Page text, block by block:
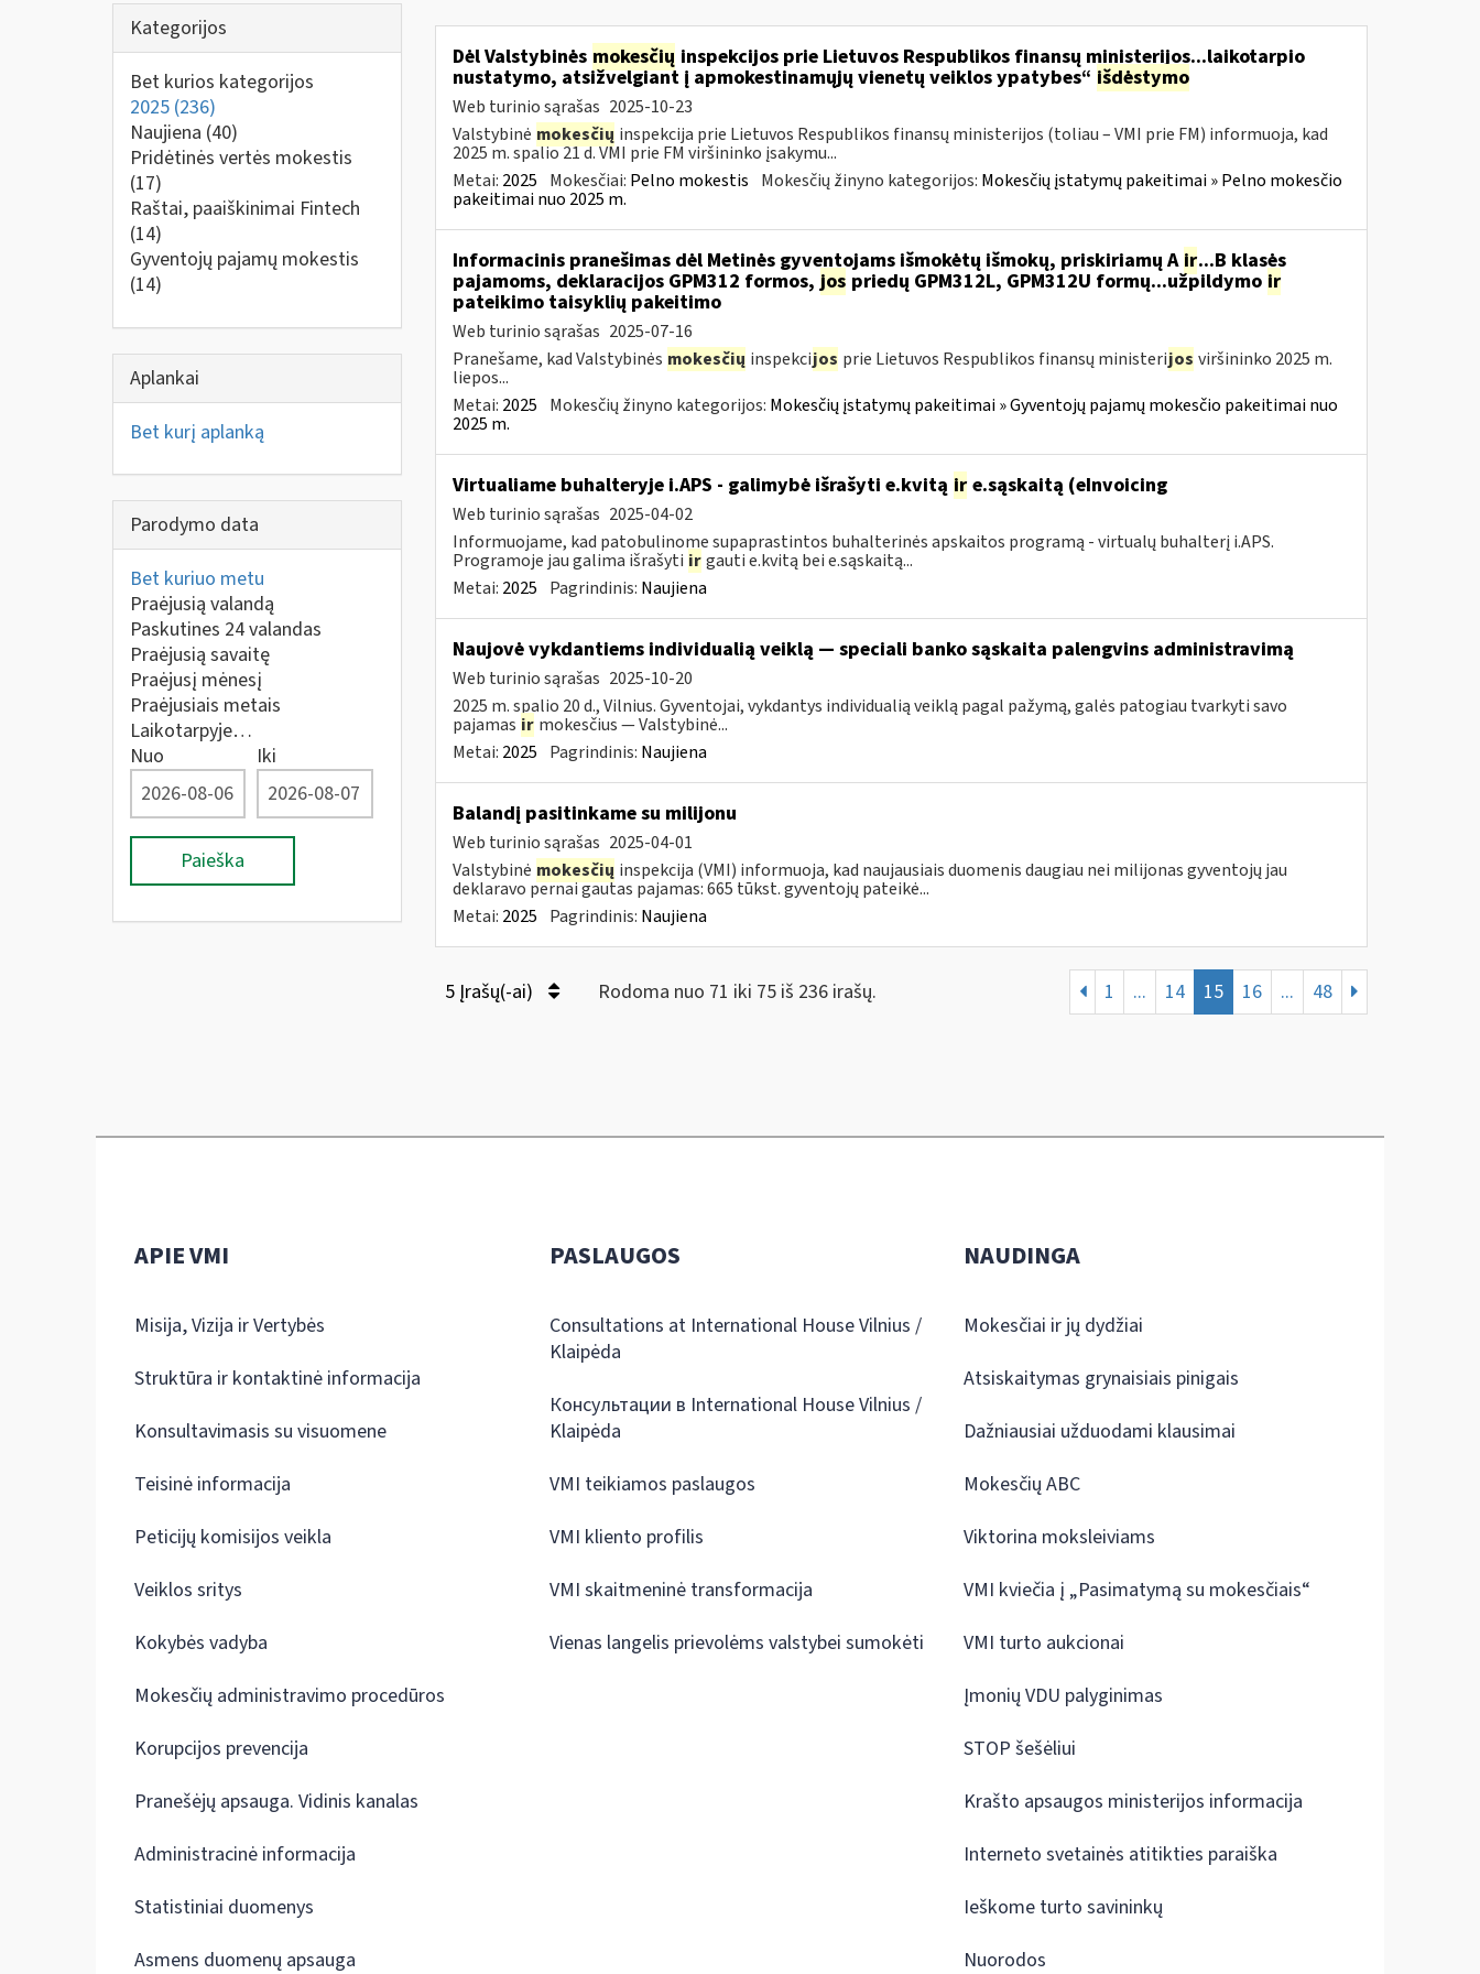
Kategorijos
Bet kurios kategorijos
2025 (236)
Naujiena (40)
Pridėtinės vertės mokestis
(17)
Raštai, paaiškinimai Fintech
(14)
Gyventojų pajamų mokestis
(14)
Aplankai
Bet kurį aplanką
Parodymo data
Bet kuriuo metu
Praėjusią valandą
Paskutines 24 valandas
Praėjusią savaitę
Praėjusį mėnesį
Praėjusiais metais
Laikotarpyje…
Nuo
Iki
Paieška
Dėl Valstybinės mokesčių inspekcijos prie Lietuvos Respublikos finansų ministerijos...laikotarpio
nustatymo, atsižvelgiant į apmokestinamųjų vienetų veiklos ypatybes“ išdėstymo
Web turinio sąrašas 2025-10-23
Valstybinė mokesčių inspekcija prie Lietuvos Respublikos finansų ministerijos (toliau – VMI prie FM) informuoja, kad
2025 m. spalio 21 d. VMI prie FM viršininko įsakymu...
Metai: 2025 Mokesčiai: Pelno mokestis Mokesčių žinyno kategorijos: Mokesčių įstatymų pakeitimai » Pelno mokesčio
pakeitimai nuo 2025 m.
Informacinis pranešimas dėl Metinės gyventojams išmokėtų išmokų, priskiriamų A ir...B klasės
pajamoms, deklaracijos GPM312 formos, jos priedų GPM312L, GPM312U formų...užpildymo ir
pateikimo taisyklių pakeitimo
Web turinio sąrašas 2025-07-16
Pranešame, kad Valstybinės mokesčių inspekcijos prie Lietuvos Respublikos finansų ministerijos viršininko 2025 m.
liepos...
Metai: 2025 Mokesčių žinyno kategorijos: Mokesčių įstatymų pakeitimai » Gyventojų pajamų mokesčio pakeitimai nuo
2025 m.
Virtualiame buhalteryje i.APS - galimybė išrašyti e.kvitą ire.sąskaitą (eInvoicing
Web turinio sąrašas 2025-04-02
Informuojame, kad patobulinome supaprastintos buhalterinės apskaitos programą - virtualų buhalterį i.APS.
Programoje jau galima išrašyti ir gauti e.kvitą bei e.sąskaitą...
Metai: 2025 Pagrindinis: Naujiena
Naujovė vykdantiems individualią veiklą — speciali banko sąskaita palengvins administravimą
Web turinio sąrašas 2025-10-20
2025 m. spalio 20 d., Vilnius. Gyventojai, vykdantys individualią veiklą pagal pažymą, galės patogiau tvarkyti savo
pajamas ir mokesčius — Valstybinė...
Metai: 2025 Pagrindinis: Naujiena
Balandį pasitinkame su milijonu
Web turinio sąrašas 2025-04-01
Valstybinė mokesčių inspekcija (VMI) informuoja, kad naujausiais duomenis daugiau nei milijonas gyventojų jau
deklaravo pernai gautas pajamas: 665 tūkst. gyventojų pateikė...
Metai: 2025 Pagrindinis: Naujiena
5 Įrašų(-ai) Rodoma nuo 71 iki 75 iš 236 irašų. 1 ... 14 15 16 ... 48
APIE VMI
Misija, Vizija ir Vertybės
Struktūra ir kontaktinė informacija
Konsultavimasis su visuomene
Teisinė informacija
Peticijų komisijos veikla
Veiklos sritys
Kokybės vadyba
Mokesčių administravimo procedūros
Korupcijos prevencija
Pranešėjų apsauga. Vidinis kanalas
Administracinė informacija
Statistiniai duomenys
Asmens duomenų apsauga
PASLAUGOS
Consultations at International House Vilnius /
Klaipėda
Консультации в International House Vilnius /
Klaipėda
VMI teikiamos paslaugos
VMI kliento profilis
VMI skaitmeninė transformacija
Vienas langelis prievolėms valstybei sumokėti
NAUDINGA
Mokesčiai ir jų dydžiai
Atsiskaitymas grynaisiais pinigais
Dažniausiai užduodami klausimai
Mokesčių ABC
Viktorina moksleiviams
VMI kviečia į „Pasimatymą su mokesčiais“
VMI turto aukcionai
Įmonių VDU palyginimas
STOP šešėliui
Krašto apsaugos ministerijos informacija
Interneto svetainės atitikties paraiška
Ieškome turto savininkų
Nuorodos